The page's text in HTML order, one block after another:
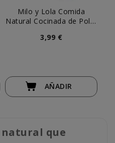
Milo y Lola Comida
Natural Cocinada de Pollo
3,99 €
AÑADIR
que